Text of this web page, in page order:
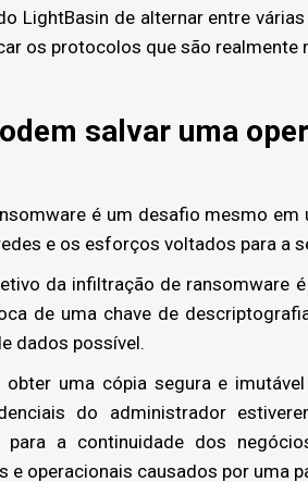
LightBasin de alternar entre
os protocolos que são realmente
salvar uma
é um desafio mesmo em
e os esforços voltados para a
da infiltração de ransomware
de uma chave de
dados possível.
uma cópia segura e
do administrador
a continuidade dos
operacionais causados por uma